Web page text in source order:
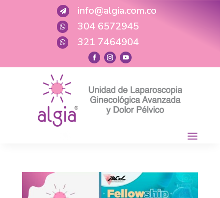
 info@algia.com.co
 304 6572945
 321 7464904